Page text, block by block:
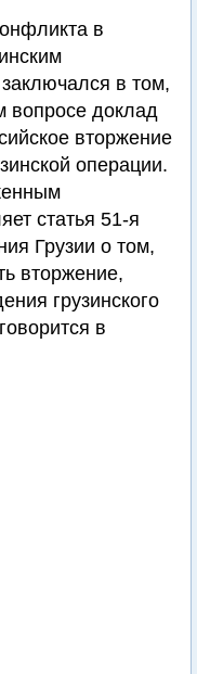
в
в том,
вопросе доклад
вторжение
операции.
статья 51-я
Грузии о том,
вторжение,
грузинского
в